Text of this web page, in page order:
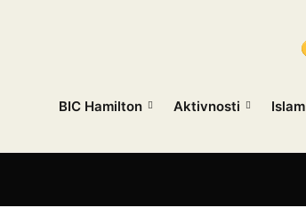
BIC Hamilton Aktivnosti Islam